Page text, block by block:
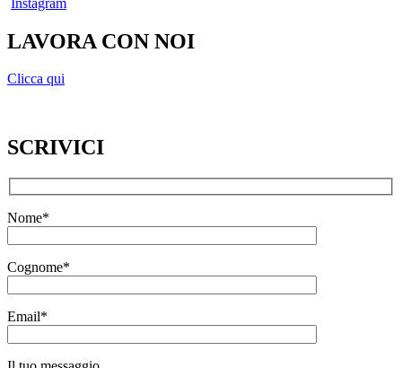
LAVORA CON NOI
Clicca qui
SCRIVICI
Nome*
Cognome*
Email*